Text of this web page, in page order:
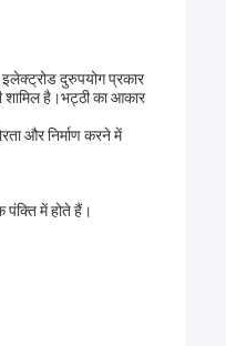
दुरुपयोग प्रकार
है।भट्ठी का आकार
और निर्माण करने में
पंक्ति में होते हैं।